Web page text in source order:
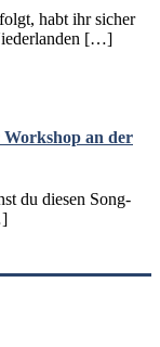
habt ihr sicher
[…]
an der
du diesen Song-